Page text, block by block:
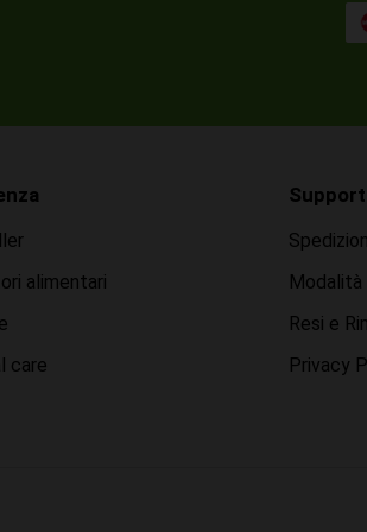
alimentari
care
Modalità
Resi e
Privacy